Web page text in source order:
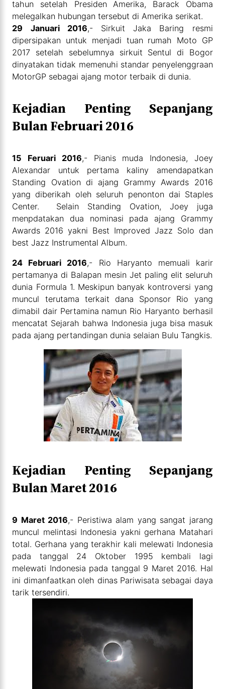
tahun setelah Presiden Amerika, Barack Obama
melegalkan hubungan tersebut di Amerika serikat.
29 Januari 2016,- Sirkuit Jaka Baring resmi
dipersipakan untuk menjadi tuan rumah Moto GP
2017 setelah sebelumnya sirkuit Sentul di Bogor
dinyatakan tidak memenuhi standar penyelenggraan
MotorGP sebagai ajang motor terbaik di dunia.
Kejadian Penting Sepanjang
Bulan Februari 2016
15 Feruari 2016,- Pianis muda Indonesia, Joey
Alexandar untuk pertama kaliny amendapatkan
Standing Ovation di ajang Grammy Awards 2016
yang diberikah oleh seluruh penonton dai Staples
Center. Selain Standing Ovation, Joey juga
menpdatakan dua nominasi pada ajang Grammy
Awards 2016 yakni Best Improved Jazz Solo dan
best Jazz Instrumental Album.
24 Februari 2016,- Rio Haryanto memuali karir
pertamanya di Balapan mesin Jet paling elit seluruh
dunia Formula 1. Meskipun banyak kontroversi yang
muncul terutama terkait dana Sponsor Rio yang
dimabil dair Pertamina namun Rio Haryanto berhasil
mencatat Sejarah bahwa Indonesia juga bisa masuk
pada ajang pertandingan dunia selaian Bulu Tangkis.
Kejadian Penting Sepanjang
Bulan Maret 2016
9 Maret 2016,- Peristiwa alam yang sangat jarang
muncul melintasi Indonesia yakni gerhana Matahari
total. Gerhana yang terakhir kali melewati Indonesia
pada tanggal 24 Oktober 1995 kembali lagi
melewati Indonesia pada tanggal 9 Maret 2016. Hal
ini dimanfaatkan oleh dinas Pariwisata sebagai daya
tarik tersendiri.